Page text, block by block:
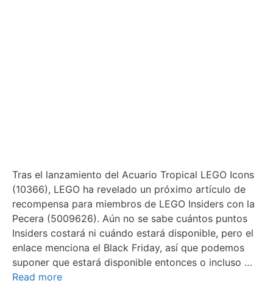
Tras el lanzamiento del Acuario Tropical LEGO Icons
(10366), LEGO ha revelado un próximo artículo de
recompensa para miembros de LEGO Insiders con la
Pecera (5009626). Aún no se sabe cuántos puntos
Insiders costará ni cuándo estará disponible, pero el
enlace menciona el Black Friday, así que podemos
suponer que estará disponible entonces o incluso …
Read more